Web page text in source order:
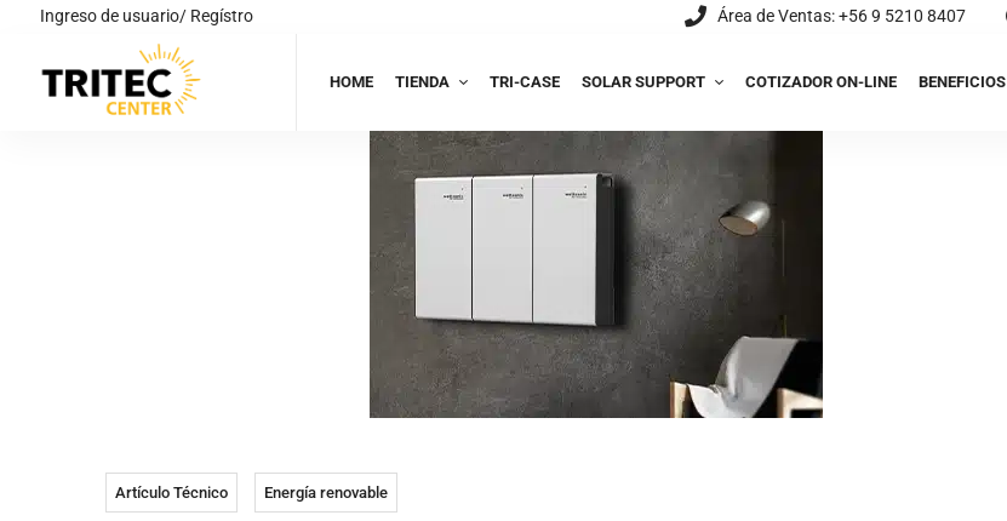
Ingreso de usuario/ Regístro Área de Ventas: +56 9 5210 8407
HOME TIENDA TRI-CASE SOLAR SUPPORT COTIZADOR ON-LINE BENEFICIOS
Artículo Técnico Energía renovable